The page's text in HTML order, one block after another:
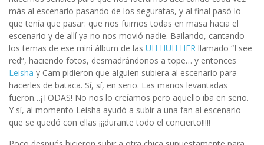
más al escenario pasando de los seguratas, y al final pasó lo
que tenía que pasar: que nos fuimos todas en masa hacia el
escenario y de allí ya no nos movió nadie. Bailando, cantando
los temas de ese mini álbum de las UH HUH HER llamado “I see
red”, haciendo fotos, desmadrándonos a tope… y entonces
Leisha y Cam pidieron que alguien subiera al escenario para
hacerles de bataca. Sí, sí, en serio. Las manos levantadas
fueron…¡TODAS! No nos lo creíamos pero aquello iba en serio.
Y sí, al momento Leisha ayudó a subir a una fan al escenario
que se quedó con ellas ¡¡¡durante todo el concierto!!!!!